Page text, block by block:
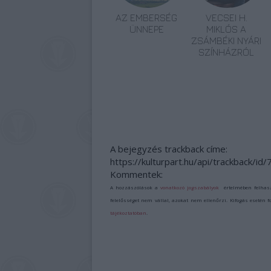
AZ EMBERSÉG
ÜNNEPE
VECSEI H.
MIKLÓS A
ZSÁMBÉKI NYÁRI
SZÍNHÁZRÓL
A bejegyzés trackback címe:
https://kulturpart.hu/api/trackback/id/
Kommentek:
A hozzászólások avonatkozó jogszabályok értelmében
felelősséget nem vállal, azokat nem ellenőrzi. Kifogás esetén
tájékoztatóban